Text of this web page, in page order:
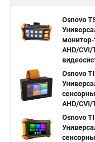
Osnovo
монитор-
AHD/CVI/
Osnovo
AHD/CVI/
Osnovo